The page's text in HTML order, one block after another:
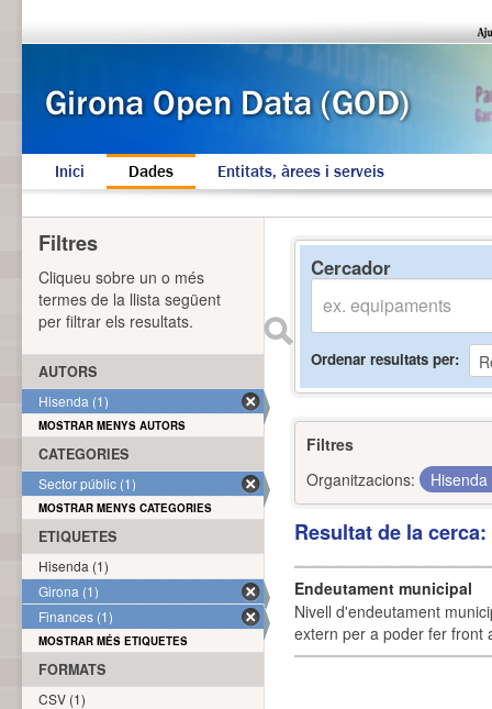
Inici Dades Entitats, àrees i serveis
Cercador
Ordenar resultats per
Filtres
Organitzacions:
Hisenda
Resultat de la
Endeutament municipal
Nivell d'endeutament
extern per a poder fer front
Filtres
Cliqueu sobre un o més
termes de la llista següent
per filtrar els resultats.
AUTORS
Hisenda (1)
MOSTRAR MENYS AUTORS
CATEGORIES
Sector públic (1)
MOSTRAR MENYS CATEGORIES
ETIQUETES
Hisenda (1)
Girona (1)
Finances (1)
MOSTRAR MÉS ETIQUETES
FORMATS
CSV (1)